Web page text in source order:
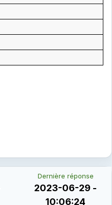
Dernière réponse
2023-06-29 -
10:06:24